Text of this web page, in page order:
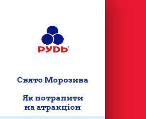
Свято Морозива
Як потрапити
на атракціон